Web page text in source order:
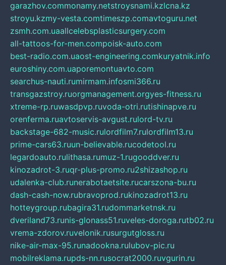
garazhov.commonamy.netstroysnami.kzlcna.kz
stroyu.kzmy-vesta.comtimeszp.comavtoguru.net
zsmh.com.uaallcelebsplasticsurgery.com
all-tattoos-for-men.compoisk-auto.com
best-radio.com.uaost-engineering.comkuryatnik.info
euroshiny.com.uaporemontuavto.com
searchus-nauti.rumirmam.infosmi366.ru
transgazstroy.ruorgmanagement.orgyes-fitness.ru
xtreme-rp.ruwasdpvp.ruvoda-otri.rutishinapve.ru
orenferma.ruavtoservis-avgust.rulord-tv.ru
backstage-682-music.rulordfilm7.rulordfilm13.ru
prime-cars63.ruun-believable.rucodetool.ru
legardoauto.rulithasa.rumuz-1.rugooddver.ru
kinozadrot-3.ruqr-plus-promo.ru2shizashop.ru
udalenka-club.runerabotaetsite.rucarszona-bu.ru
dash-cash-now.rubravoprod.rukinozadrot13.ru
hotteygroup.rubagira31.rudommarketnsk.ru
dveriland73.runis-glonass51.ruveles-doroga.rutb02.ru
vrema-zdorov.ruvelonik.rusurgutgloss.ru
nike-air-max-95.runadookna.rulubov-pic.ru
mobilreklama.rupds-nn.rusocrat2000.ruvgurin.ru